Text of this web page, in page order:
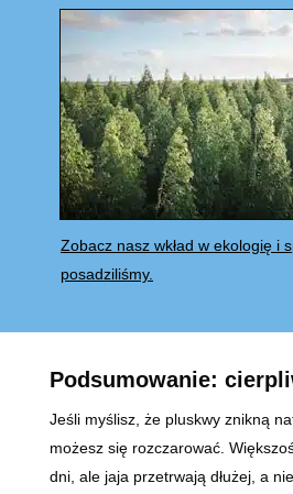
Zobacz nasz wkład w ekologię i
posadziliśmy.
Podsumowanie:
Jeśli myślisz, że pluskwy znikną
możesz się rozczarować.
dni, ale jaja przetrwają dłużej, a